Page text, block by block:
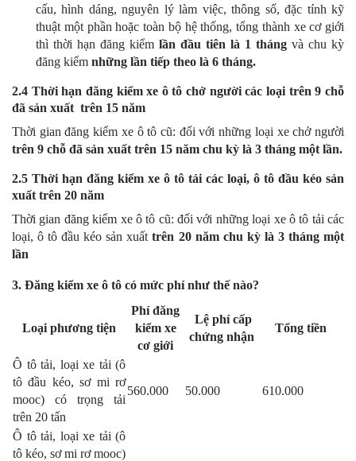
cấu, hình dáng, nguyên lý làm việc, thông số, đặc tính kỹ
thuật một phần hoặc toàn bộ hệ thống, tổng thành xe cơ giới
thì thời hạn đăng kiểm lần đầu tiên là 1 tháng và chu kỳ
đăng kiểm những lần tiếp theo là 6 tháng.
2.4 Thời hạn đăng kiểm xe ô tô chở người các loại trên 9 chỗ
đã sản xuất trên 15 năm
Thời gian đăng kiểm xe ô tô cũ: đối với những loại xe chở người
trên 9 chỗ đã sản xuất trên 15 năm chu kỳ là 3 tháng một lần.
2.5 Thời hạn đăng kiểm xe ô tô tải các loại, ô tô đầu kéo sản
xuất trên 20 năm
Thời gian đăng kiểm xe ô tô cũ: đối với những loại xe ô tô tải các
loại, ô tô đầu kéo sản xuất trên 20 năm chu kỳ là 3 tháng một
lần
3. Đăng kiểm xe ô tô có mức phí như thế nào?
Loại phương tiện
Phí đăng
kiểm xe
cơ giới
Lệ phí cấp
chứng nhận
Tổng tiền
Ô tô tải, loại xe tải (ô
tô đầu kéo, sơ mi rơ
mooc) có trọng tải
trên 20 tấn
560.000 50.000 610.000
Ô tô tải, loại xe tải (ô
tô kéo, sơ mi rơ mooc)